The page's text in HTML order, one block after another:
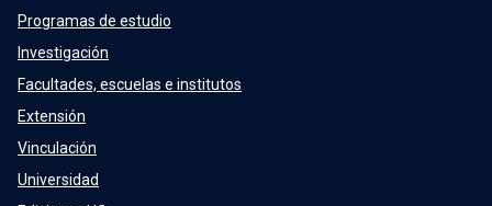
Programas de estudio
Investigación
Facultades, escuelas e institutos
Extensión
Vinculación
Universidad